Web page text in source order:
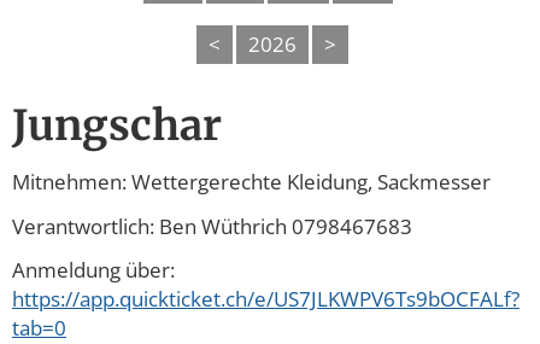
< 2026 >
Jungschar
Mitnehmen: Wettergerechte Kleidung, Sackmesser
Verantwortlich: Ben Wüthrich 0798467683
Anmeldung über:
https://app.quickticket.ch/e/US7JLKWPV6Ts9bOCFALf?
tab=0